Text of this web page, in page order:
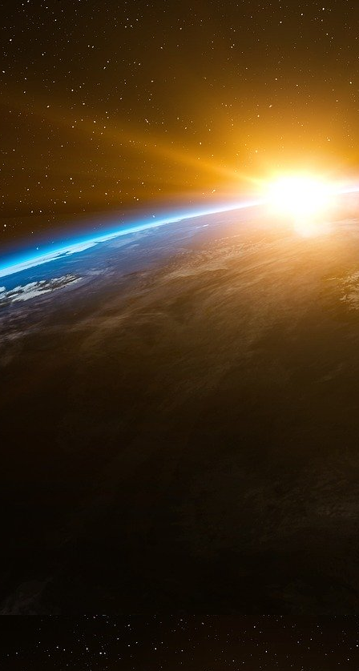
Français ont bien envie de le dérégler.